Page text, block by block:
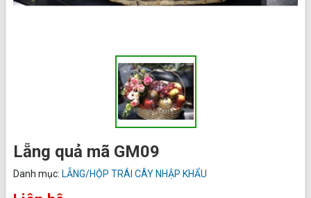
Lẵng quả mã GM09
Danh mục: LẴNG/HỘP TRÁI CÂY NHẬP KHẨU